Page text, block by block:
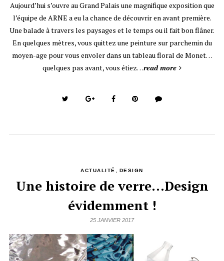
Aujourd’hui s’ouvre au Grand Palais une magnifique exposition que
l’équipe de ARNE a eu la chance de découvrir en avant première.
Une balade à travers les paysages et le temps ou il fait bon flâner.
En quelques mètres, vous quittez une peinture sur parchemin du
moyen-age pour vous envoler dans un tableau floral de Monet…
quelques pas avant, vous étiez…read more
ACTUALITÉ DESIGN
Une histoire de verre…Design
évidemment !
25 JANVIER 2017